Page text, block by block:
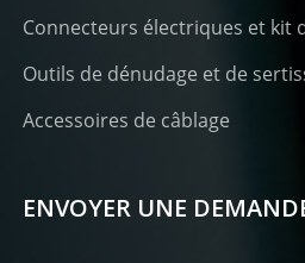
Connecteurs électriques et kit
Outils de dénudage et de
Accessoires de câblage
ENVOYER UNE